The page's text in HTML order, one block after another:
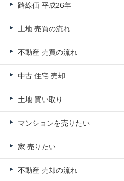
路線価 平成26年
土地 売買の流れ
不動産 売買の流れ
中古 住宅 売却
土地 買い取り
マンションを売りたい
家 売りたい
不動産 売却の流れ